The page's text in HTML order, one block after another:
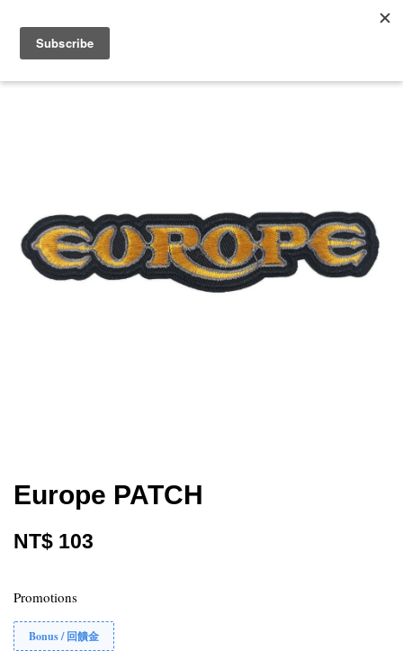
Europe PATCH
NT$ 103
Promotions
Bonus / 回饋金